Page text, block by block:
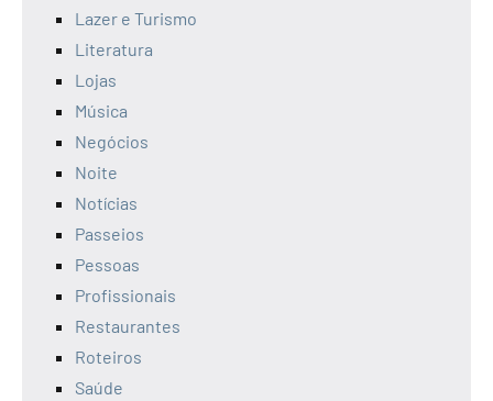
Lazer e Turismo
Literatura
Lojas
Música
Negócios
Noite
Notícias
Passeios
Pessoas
Profissionais
Restaurantes
Roteiros
Saúde